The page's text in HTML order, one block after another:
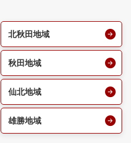
北秋田地域
秋田地域
仙北地域
雄勝地域